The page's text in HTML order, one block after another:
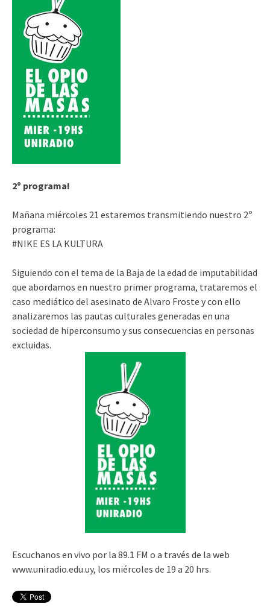
2º programa!
Mañana miércoles 21 estaremos transmitiendo nuestro 2º
programa:
#NIKE ES LA KULTURA
Siguiendo con el tema de la Baja de la edad de imputabilidad
que abordamos en nuestro primer programa, trataremos el
caso mediático del asesinato de Alvaro Froste y con ello
analizaremos las pautas culturales generadas en una
sociedad de hiperconsumo y sus consecuencias en personas
excluidas.
Escuchanos en vivo por la 89.1 FM o a través de la web
www.uniradio.edu.uy, los miércoles de 19 a 20 hrs.